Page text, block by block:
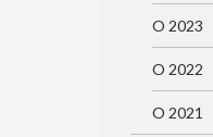
O 2023
O 2022
O 2021